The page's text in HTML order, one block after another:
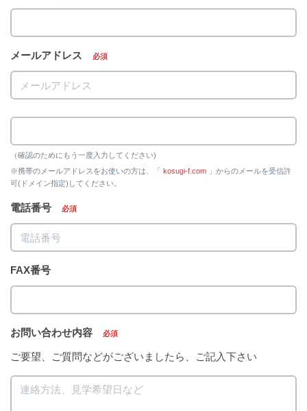
メールアドレス 必須
（確認のためにもう一度入力してください)
※携帯のメールアドレスをお使いの方は、「 kosugi-f.com 」からのメールを受信許
可(ドメイン指定)してください。
電話番号 必須
FAX番号
お問い合わせ内容 必須
ご要望、ご質問などがございましたら、ご記入下さい